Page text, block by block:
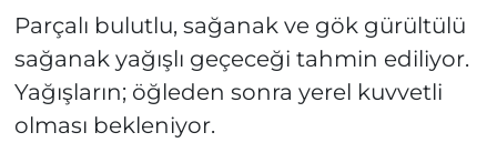
Parçalı bulutlu, sağanak ve gök gürültülü
sağanak yağışlı geçeceği tahmin ediliyor.
Yağışların; öğleden sonra yerel kuvvetli
olması bekleniyor.